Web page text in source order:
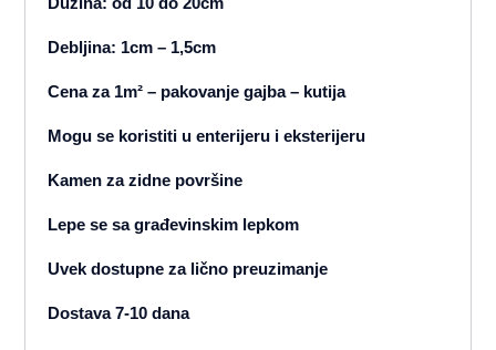
Debljina: 1cm – 1,5cm
Cena za 1m² – pakovanje gajba – kutija
Mogu se koristiti u enterijeru i eksterijeru
Kamen za zidne površine
Lepe se sa građevinskim lepkom
Uvek dostupne za lično preuzimanje
Dostava 7-10 dana